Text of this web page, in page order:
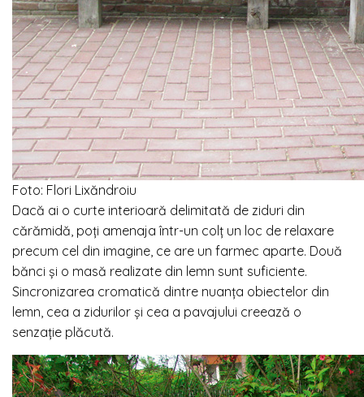
Foto: Flori Lixăndroiu
Dacă ai o curte interioară delimitată de ziduri din
cărămidă, poți amenaja într-un colț un loc de relaxare
precum cel din imagine, ce are un farmec aparte. Două
bănci și o masă realizate din lemn sunt suficiente.
Sincronizarea cromatică dintre nuanța obiectelor din
lemn, cea a zidurilor și cea a pavajului creează o
senzație plăcută.